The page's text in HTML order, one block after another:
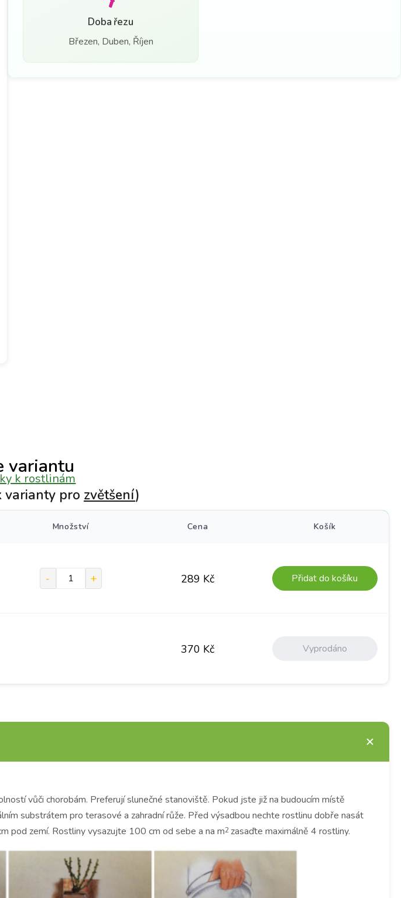
Doba řezu
Březen, Duben, Říjen
variantu
k rostlinám
varianty pro zvětšení)
Množství Cena Košík
289 Kč Přidat do košíku
370 Kč Vyprodáno
vůči chorobám. Preferují slunečné stanoviště. Pokud jste již na budoucím místě
substrátem pro terasové a zahradní růže. Před výsadbou nechte rostlinu dobře nasát
pod zemí. Rostliny vysazujte 100 cm od sebe a na m2 zasaďte maximálně 4 rostliny.